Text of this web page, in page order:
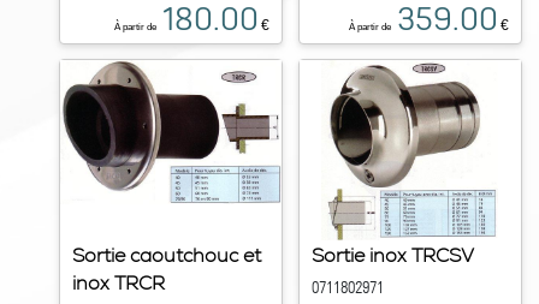
À partir de 180.00 € À partir de 359.00 €
Sortie caoutchouc et
inox TRCR
Sortie inox TRCSV
0711802971